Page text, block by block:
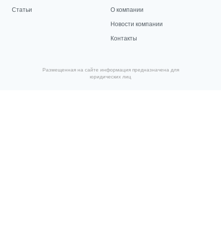
Статьи О компании
Новости компании
Контакты
Размещенная на сайте информация предназначена для
юридических лиц